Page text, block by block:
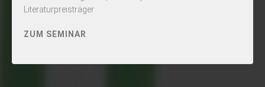
Literaturpreisträger
ZUM SEMINAR